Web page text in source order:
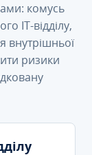
комусь
IT-відділу,
внутрішньої
ризики